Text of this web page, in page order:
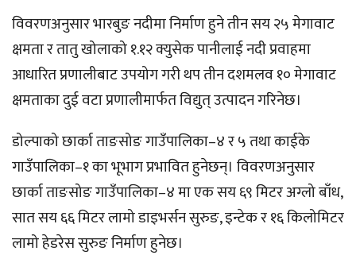
विवरणअनुसार भारबुङ नदीमा निर्माण हुने तीन सय २५ मेगावाट
क्षमता र तातु खोलाको १.१२ क्युसेक पानीलाई नदी प्रवाहमा
आधारित प्रणालीबाट उपयोग गरी थप तीन दशमलव १० मेगावाट
क्षमताका दुई वटा प्रणालीमार्फत विद्युत् उत्पादन गरिनेछ।
डोल्पाको छार्का ताङसोङ गाउँपालिका–४ र ५ तथा काईके
गाउँपालिका–१ का भूभाग प्रभावित हुनेछन्। विवरणअनुसार
छार्का ताङसोङ गाउँपालिका–४ मा एक सय ६९ मिटर अग्लो बाँध,
सात सय ६६ मिटर लामो डाइभर्सन सुरुङ, इन्टेक र १६ किलोमिटर
लामो हेडरेस सुरुङ निर्माण हुनेछ।